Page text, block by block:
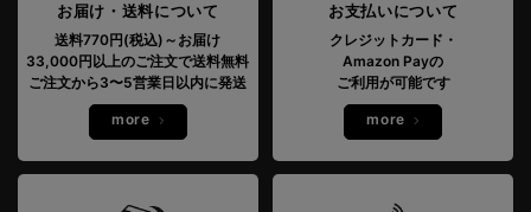
お届け・送料について
送料770円(税込)～お届け
33,000円以上のご注文で送料無料
ご注文から3〜5営業日以内に発送
more
お支払いについて
クレジットカード・
Amazon Payの
ご利用が可能です
more